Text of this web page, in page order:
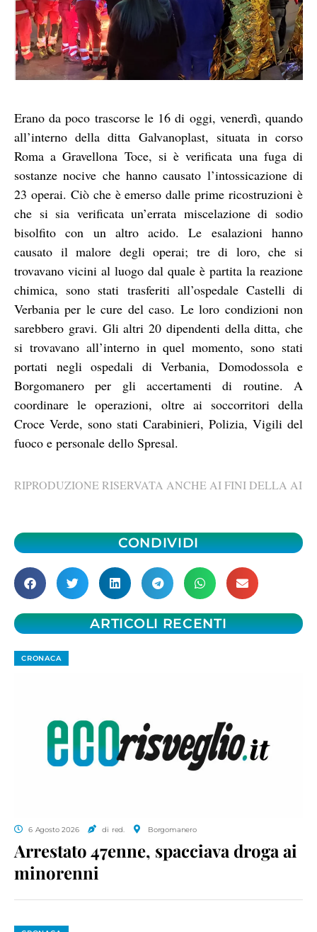
Erano da poco trascorse le 16 di oggi, venerdì, quando
all’interno della ditta Galvanoplast, situata in corso
Roma a Gravellona Toce, si è verificata una fuga di
sostanze nocive che hanno causato l’intossicazione di
23 operai. Ciò che è emerso dalle prime ricostruzioni è
che si sia verificata un’errata miscelazione di sodio
bisolfito con un altro acido. Le esalazioni hanno
causato il malore degli operai; tre di loro, che si
trovavano vicini al luogo dal quale è partita la reazione
chimica, sono stati trasferiti all’ospedale Castelli di
Verbania per le cure del caso. Le loro condizioni non
sarebbero gravi. Gli altri 20 dipendenti della ditta, che
si trovavano all’interno in quel momento, sono stati
portati negli ospedali di Verbania, Domodossola e
Borgomanero per gli accertamenti di routine. A
coordinare le operazioni, oltre ai soccorritori della
Croce Verde, sono stati Carabinieri, Polizia, Vigili del
fuoco e personale dello Spresal.
RIPRODUZIONE RISERVATA ANCHE AI FINI DELLA AI
CONDIVIDI
ARTICOLI RECENTI
CRONACA
6 Agosto 2026 di red. Borgomanero
Arrestato 47enne, spacciava droga ai
minorenni